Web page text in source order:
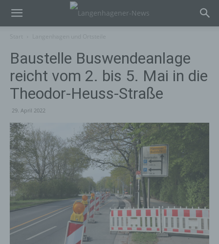
Baustelle Buswendeanlage
reicht vom 2. bis 5. Mai in die
Theodor-Heuss-Straße
29. April 2022